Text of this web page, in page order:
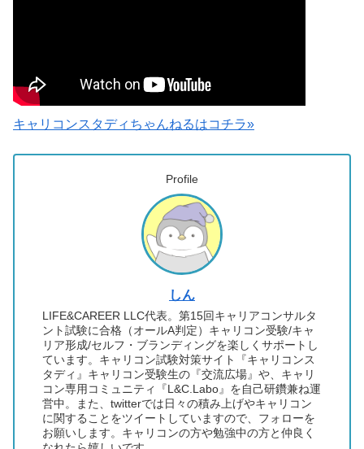
キャリコンスタディちゃんねるはコチラ»
Profile
しん
LIFE&CAREER LLC代表。第15回キャリアコンサルタ
ント試験に合格（オールA判定）キャリコン受験/キャ
リア形成/セルフ・ブランディングを楽しくサポートし
ています。キャリコン試験対策サイト『キャリコンス
タディ』キャリコン受験生の『交流広場』や、キャリ
コン専用コミュニティ『L&C.Labo』を自己研鑽兼ね運
営中。また、twitterでは日々の積み上げやキャリコン
に関することをツイートしていますので、フォローを
お願いします。キャリコンの方や勉強中の方と仲良く